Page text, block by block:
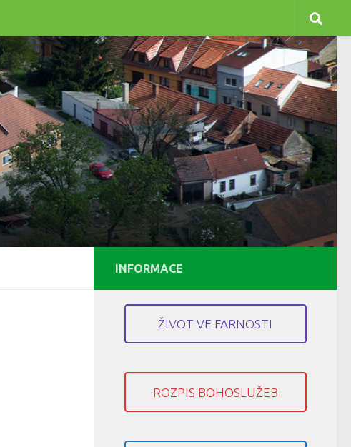
INFORMACE
ŽIVOT VE FARNOSTI
ROZPIS BOHOSLUŽEB